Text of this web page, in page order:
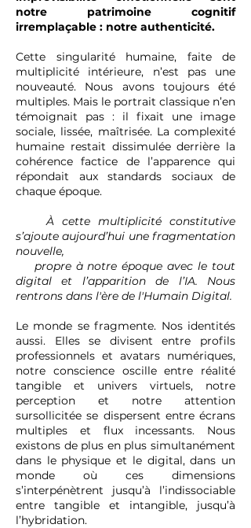
notre patrimoine cognitif
irremplaçable : notre authenticité.
Cette singularité humaine, faite de
multiplicité intérieure, n’est pas une
nouveauté. Nous avons toujours été
multiples. Mais le portrait classique n’en
témoignait pas : il fixait une image
sociale, lissée, maîtrisée. La complexité
humaine restait dissimulée derrière la
cohérence factice de l’apparence qui
répondait aux standards sociaux de
chaque époque.
À cette multiplicité constitutive
s’ajoute aujourd’hui une fragmentation
nouvelle,
propre à notre époque avec le tout
digital et l’apparition de l’IA. Nous
rentrons dans l'ère de l'Humain Digital.
Le monde se fragmente. Nos identités
aussi. Elles se divisent entre profils
professionnels et avatars numériques,
notre conscience oscille entre réalité
tangible et univers virtuels, notre
perception et notre attention
sursollicitée se dispersent entre écrans
multiples et flux incessants. Nous
existons de plus en plus simultanément
dans le physique et le digital, dans un
monde où ces dimensions
s’interpénètrent jusqu’à l’indissociable
entre tangible et intangible, jusqu’à
l’hybridation.